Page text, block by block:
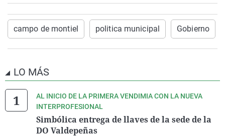
campo de montiel politica municipal Gobierno
LO MÁS
AL INICIO DE LA PRIMERA VENDIMIA CON LA NUEVA
INTERPROFESIONAL
Simbólica entrega de llaves de la sede de la
DO Valdepeñas